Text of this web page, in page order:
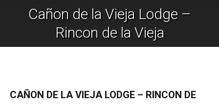
Cañon de la Vieja Lodge –
Rincon de la Vieja
Je bent hier:
CAÑON DE LA VIEJA LODGE – RINCON DE